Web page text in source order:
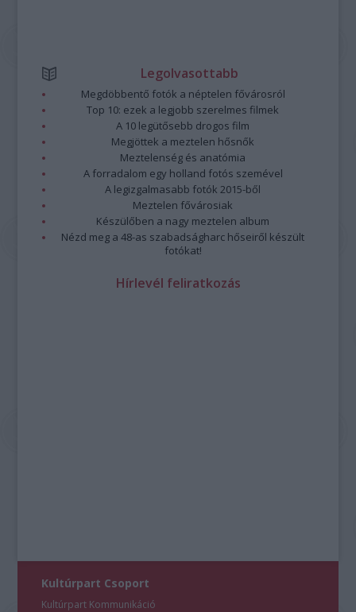
Legolvasottabb
Megdöbbentő fotók a néptelen fővárosról
Top 10: ezek a legjobb szerelmes filmek
A 10 legütősebb drogos film
Megjöttek a meztelen hősnők
Meztelenség és anatómia
A forradalom egy holland fotós szemével
A legizgalmasabb fotók 2015-ből
Meztelen fővárosiak
Készülőben a nagy meztelen album
Nézd meg a 48-as szabadságharc hőseiről készült
fotókat!
Hírlevél feliratkozás
Kultúrpart Csoport
Kultúrpart Kommunikáció